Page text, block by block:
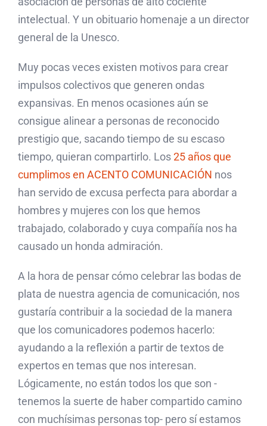
intelectual. Y un obituario homenaje a un director
general de la Unesco.
Muy pocas veces existen motivos para crear
impulsos colectivos que generen ondas
expansivas. En menos ocasiones aún se
consigue alinear a personas de reconocido
prestigio que, sacando tiempo de su escaso
tiempo, quieran compartirlo. Los25 años que
cumplimos en ACENTO COMUNICACIÓN nos
han servido de excusa perfecta para abordar a
hombres y mujeres con los que hemos
trabajado, colaborado y cuya compañía nos ha
causado un honda admiración.
A la hora de pensar cómo celebrar las bodas de
plata de nuestra agencia de comunicación, nos
gustaría contribuir a la sociedad de la manera
que los comunicadores podemos hacerlo:
ayudando a la reflexión a partir de textos de
expertos en temas que nos interesan.
Lógicamente, no están todos los que son -
tenemos la suerte de haber compartido camino
con muchísimas personas top- pero sí estamos